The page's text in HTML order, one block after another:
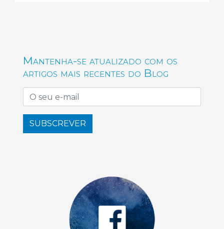
Mantenha-se atualizado com os
artigos mais recentes do Blog
SUBSCREVER